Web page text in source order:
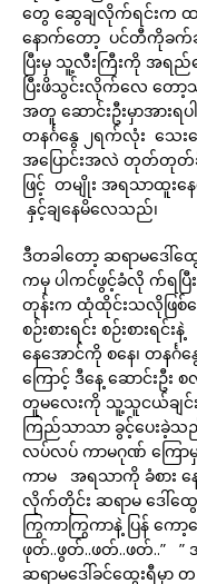
တွေ ဆွေချလိုက်ရင်းက
နောက်တော့ ပင်တီကိုခ
ပြီးမှ သူ့လီးကြီးကို အရ
ပြီးဖိသွင်းလိုက်လေ တေ
အတူ ဆောင်းဦးမှာအားရ
တနင်္ဂနွေ ၂ရက်လုံး သေးသ
အပြောင်းအလဲ တုတ်တုတ်ခို
ဖြင့် တမျိုး အရသာထူးန
နှင့်ချနေမိလေသည်၊
ဒီတခါတော့ ဆရာမဒေါ်ထွ
ကမှ ပါကင်ဖွင့်ခံလို က်ရပ
တုန်းက ထုံထိုင်းသလိုဖြစ်န
စဉ်းစားရင်း စဉ်းစား
နေအောင်ကို စနေ၊ တနင်္ဂ
ကြောင့် ဒီနေ့ ဆောင်းဦ
တူမလေးကို သူ့သူငယ်ချင်
ကြည်သာသာ ခွင့်ပေး
လပ်လပ် ကာမဂုဏ် ကြော
ကာမ အရသာကို ခံစား န
လိုက်တိုင်း ဆရာမ ဒေါ်ထွ
ကြွကာကြွကာနဲ့ ပြန် ကေ
ဖုတ်..ဖွတ်..ဖတ်..ဖတ်..” ”
ဆရာမဒေါ်ခင်ထွေးရီမှာ